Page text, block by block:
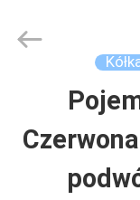
PRODUKTY
Ylcaster
Metal